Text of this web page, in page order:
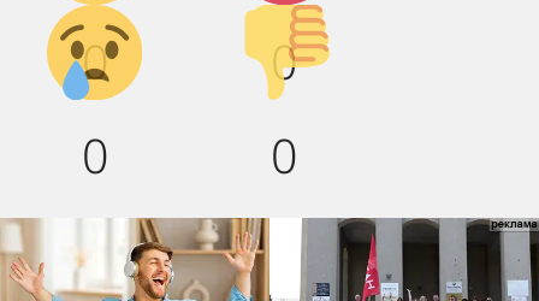
0 0
Грусть :(
0
Палец
вниз!
0